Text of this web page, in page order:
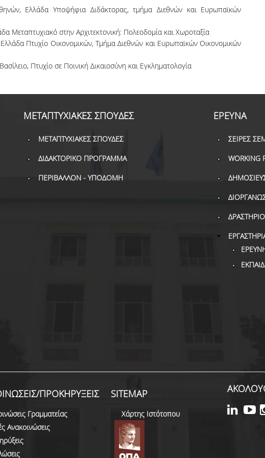
Ελλάδα Υποψήφια Διδάκτορας, τμήμα Διεθνών και Ευρωπαϊκών
Μεταπτυχιακό στην Αρχιτεκτονική: Πολεοδομία και Χωροταξία
Πτυχίο Οικονομικών, Τμήμα Διεθνών και Ευρωπαϊκών Οικονομικών
Πτυχίο σε Ποινική Δικαιοσύνη και Εγκληματολογία
ΜΕΤΑΠΤΥΧΙΑΚΕΣ ΣΠΟΥΔΕΣ
ΜΕΤΑΠΤΥΧΙΑΚΕΣ ΣΠΟΥΔΕΣ
ΔΙΔΑΚΤΟΡΙΚΟ ΠΡΟΓΡΑΜΜΑ
ΠΕΡΙΒΑΛΛΟΝ - ΥΠΟΔΟΜΗ
ΕΡΕΥΝΑ
ΣΕΙΡΕΣ
WORKING
ΠΡΟΚΗΡΥΞΕΙΣ
Γραμματείας
Ανακοινώσεις
SITEMAP
Χάρτης Ιστότοπου